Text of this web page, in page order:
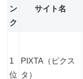
ン
ク
サイト名
1
位
PIXTA（ピクス
タ）